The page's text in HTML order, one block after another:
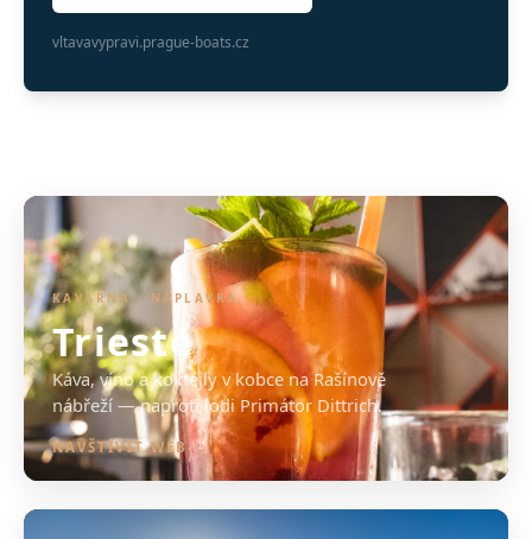
vltavavypravi.prague-boats.cz
KAVÁRNA · NÁPLAVKA
Trieste
Káva, víno a koktejly v kobce na Rašínově
nábřeží — naproti lodi Primátor Dittrich.
NAVŠTÍVIT WEB →